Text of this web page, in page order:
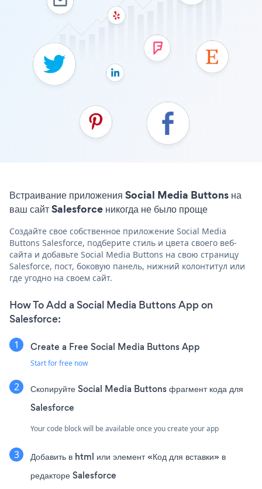
Встраивание приложения Social Media Buttons на
ваш сайт Salesforce никогда не было проще
Создайте свое собственное приложение Social Media
Buttons Salesforce, подберите стиль и цвета своего веб-
сайта и добавьте Social Media Buttons на свою страницу
Salesforce, пост, боковую панель, нижний колонтитул или
где угодно на своем сайт.
How To Add a Social Media Buttons App on
Salesforce:
Create a Free Social Media Buttons App
Start for free now
Скопируйте Social Media Buttons фрагмент кода для
Salesforce
Your code block will be available once you create your app
Добавить в html или элемент «Код для вставки» в
редакторе Salesforce